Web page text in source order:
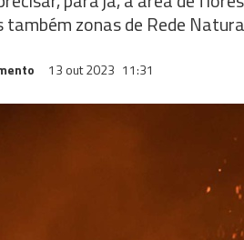
também zonas de Rede
13 out 2023 11:31